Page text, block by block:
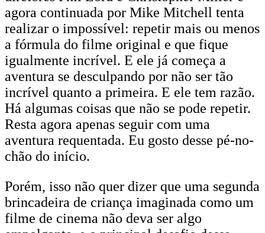
agora continuada por Mike Mitchell tenta
realizar o impossível: repetir mais ou menos
a fórmula do filme original e que fique
igualmente incrível. E ele já começa a
aventura se desculpando por não ser tão
incrível quanto a primeira. E ele tem razão.
Há algumas coisas que não se pode repetir.
Resta agora apenas seguir com uma
aventura requentada. Eu gosto desse pé-no-
chão do início.
Porém, isso não quer dizer que uma segunda
brincadeira de criança imaginada como um
filme de cinema não deva ser algo